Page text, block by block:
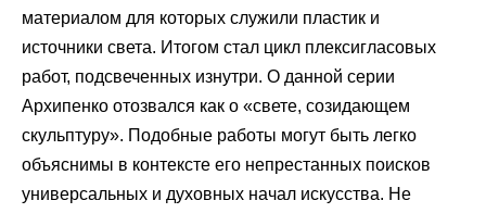
материалом для которых служили пластик и
источники света. Итогом стал цикл плексигласовых
работ, подсвеченных изнутри. О данной серии
Архипенко отозвался как о «свете, созидающем
скульптуру». Подобные работы могут быть легко
объяснимы в контексте его непрестанных поисков
универсальных и духовных начал искусства. Не